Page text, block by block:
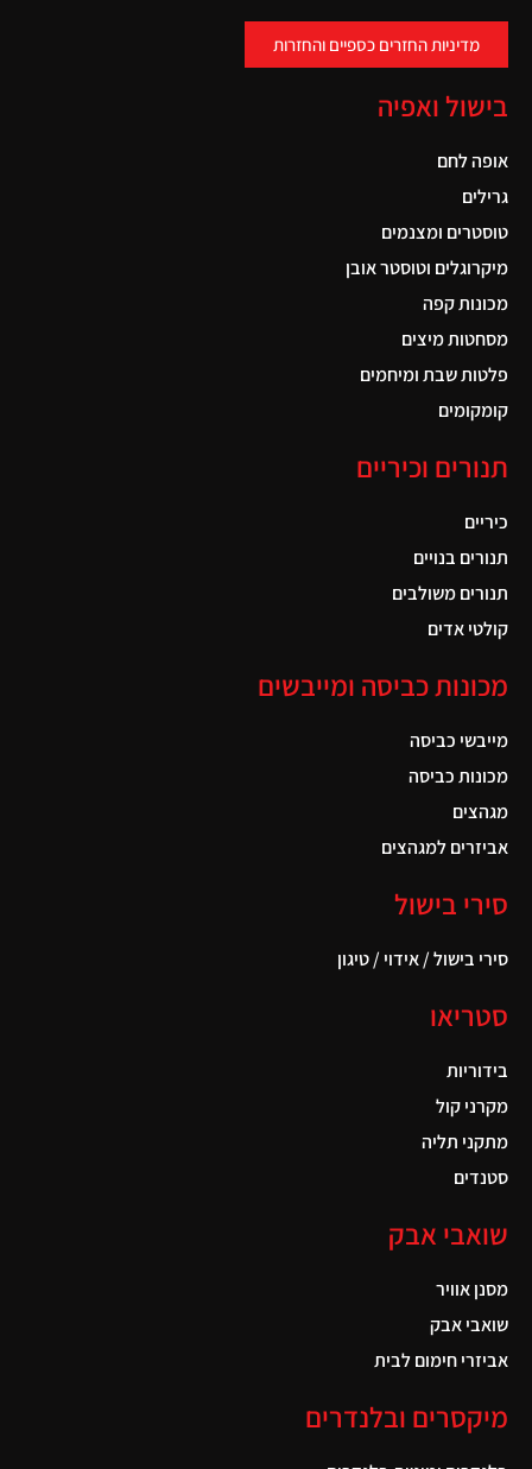
מדיניות החזרים כספיים והחזרות
בישול ואפיה
אופה לחם
גרילים
טוסטרים ומצנמים
מיקרוגלים וטוסטר אובן
מכונות קפה
מסחטות מיצים
פלטות שבת ומיחמים
קומקומים
תנורים וכיריים
כיריים
תנורים בנויים
תנורים משולבים
קולטי אדים
מכונות כביסה ומייבשים
מייבשי כביסה
מכונות כביסה
מגהצים
אביזרים למגהצים
סירי בישול
סירי בישול / אידוי / טיגון
סטריאו
בידוריות
מקרני קול
מתקני תליה
סטנדים
שואבי אבק
מסנן אוויר
שואבי אבק
אביזרי חימום לבית
מיקסרים ובלנדרים